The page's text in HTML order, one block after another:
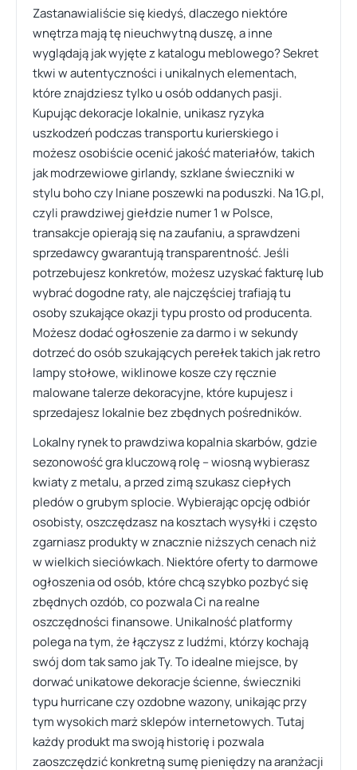
Zastanawialiście się kiedyś, dlaczego niektóre
wnętrza mają tę nieuchwytną duszę, a inne
wyglądają jak wyjęte z katalogu meblowego? Sekret
tkwi w autentyczności i unikalnych elementach,
które znajdziesz tylko u osób oddanych pasji.
Kupując dekoracje lokalnie, unikasz ryzyka
uszkodzeń podczas transportu kurierskiego i
możesz osobiście ocenić jakość materiałów, takich
jak modrzewiowe girlandy, szklane świeczniki w
stylu boho czy lniane poszewki na poduszki. Na 1G.pl,
czyli prawdziwej giełdzie numer 1 w Polsce,
transakcje opierają się na zaufaniu, a sprawdzeni
sprzedawcy gwarantują transparentność. Jeśli
potrzebujesz konkretów, możesz uzyskać fakturę lub
wybrać dogodne raty, ale najczęściej trafiają tu
osoby szukające okazji typu prosto od producenta.
Możesz dodać ogłoszenie za darmo i w sekundy
dotrzeć do osób szukających perełek takich jak retro
lampy stołowe, wiklinowe kosze czy ręcznie
malowane talerze dekoracyjne, które kupujesz i
sprzedajesz lokalnie bez zbędnych pośredników.
Lokalny rynek to prawdziwa kopalnia skarbów, gdzie
sezonowość gra kluczową rolę – wiosną wybierasz
kwiaty z metalu, a przed zimą szukasz ciepłych
pledów o grubym splocie. Wybierając opcję odbiór
osobisty, oszczędzasz na kosztach wysyłki i często
zgarniasz produkty w znacznie niższych cenach niż
w wielkich sieciówkach. Niektóre oferty to darmowe
ogłoszenia od osób, które chcą szybko pozbyć się
zbędnych ozdób, co pozwala Ci na realne
oszczędności finansowe. Unikalność platformy
polega na tym, że łączysz z ludźmi, którzy kochają
swój dom tak samo jak Ty. To idealne miejsce, by
dorwać unikatowe dekoracje ścienne, świeczniki
typu hurricane czy ozdobne wazony, unikając przy
tym wysokich marż sklepów internetowych. Tutaj
każdy produkt ma swoją historię i pozwala
zaoszczędzić konkretną sumę pieniędzy na aranżacji